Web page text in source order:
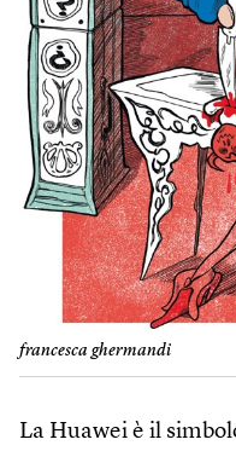
francesca ghermandi
La Huawei è il